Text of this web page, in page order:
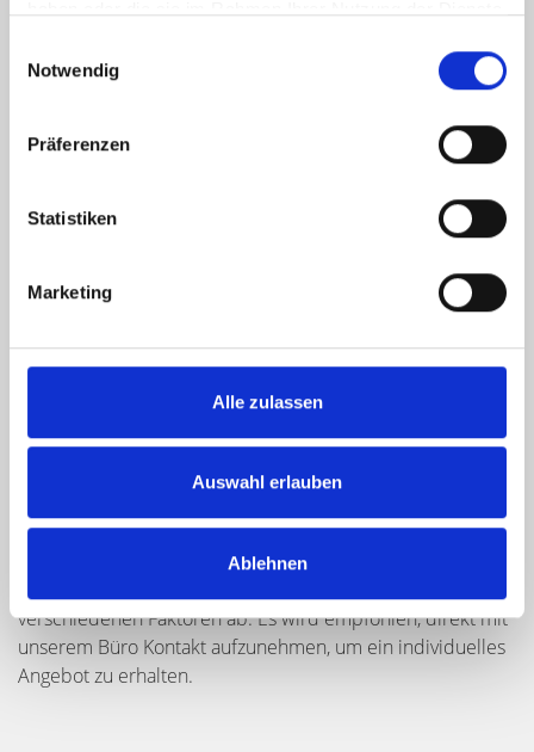
Notwendig
Präferenzen
Statistiken
Marketing
Alle zulassen
Auswahl erlauben
Ablehnen
Welche Vorteile bietet Hegerich
Immobilie?
breite Erfahrung im Immobiliengeschäft, wodurch Sie Ihr
Eigenheim schnell, sicher und mit Gewinn verkaufen
Wie hoch sind die Kosten für die
Dienstleistungen von Hegerich
Immobilien?
Die genauen Kosten können variieren und hängen von
verschiedenen Faktoren ab. Es wird empfohlen, direkt mit
unserem Büro Kontakt aufzunehmen, um ein individuelles
Angebot zu erhalten.